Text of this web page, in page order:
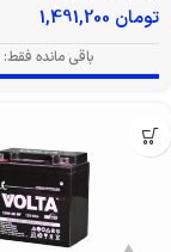
تومان
باقی مانده فقط: